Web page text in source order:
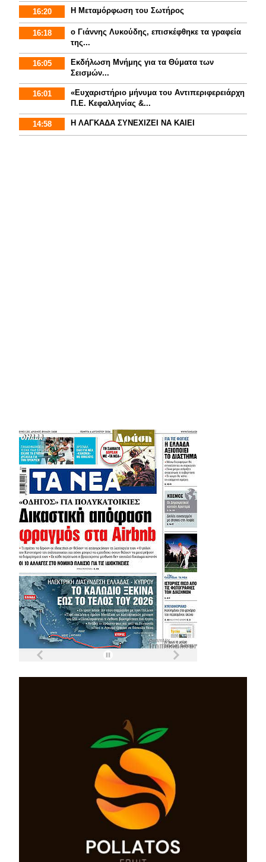
16:20 Η Μεταμόρφωση του Σωτήρος
16:18
ο Γιάννης Λυκούδης, επισκέφθηκε τα γραφεία
της...
16:05
Εκδήλωση Μνήμης για τα Θύματα των
Σεισμών...
16:01
«Ευχαριστήριο μήνυμα του Αντιπεριφερειάρχη
Π.Ε. Κεφαλληνίας &...
14:58 Η ΛΑΓΚΑΔΑ ΣΥΝΕΧΙΖΕΙ ΝΑ ΚΑΙΕΙ